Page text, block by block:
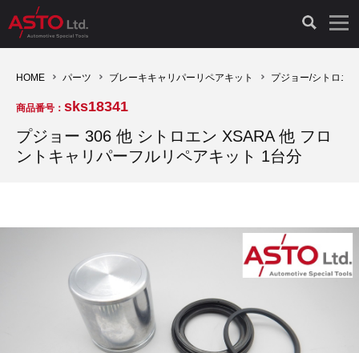
診断機（16）
キープログラマー（4）
オプション品（17）
診断テスター（10）
キープログラマー（20）
安定化電源ユニット（8）
バッテリーテスター（4）
HCB TOOLS（45）
AST TOOLS（51）
ドイツ車（211）
イタリア/フランス車（27）
オシロスコープ（2）
オシロ関連商品（9）
その他（8）
ドイツ車（427）
イタリア/フランス車（145）
スウェーデン車（45）
現品修理（77）
リビルト品（58）
イモビライザーOFF（1）
オシロスコープ（10）
アクセサリー（13）
HOME パーツ ブレーキキャリパーリペアキット プジョー/シトロエン
商品番号： sks18341
プジョー 306 他 シトロエン XSARA 他 フロ
ントキャリパーフルリペアキット 1台分